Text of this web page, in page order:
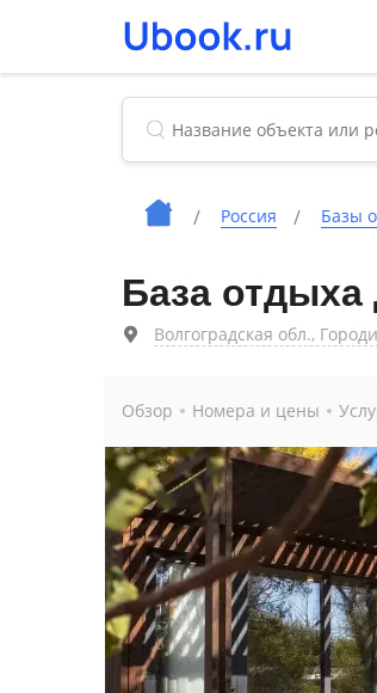
Россия Базы
База
Волгоградская обл.,
Обзор Номера и цены